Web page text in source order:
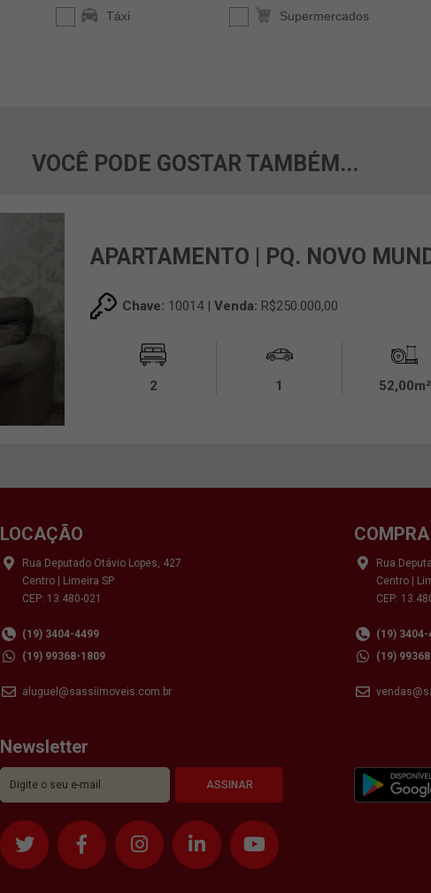
VOCÊ PODE GOSTAR TAMBÉM...
APARTAMENTO | PQ. NOVO
Chave: 10014 |Venda: R$250.000,00
2 1 52,00m²
LOCAÇÃO
Rua Deputado Otávio Lopes, 427
Centro | Limeira SP
CEP: 13.480-021
(19) 3404-4499
(19) 99368-1809
aluguel@sassiimoveis.com.br
Rua
Centro |
CEP:
(19) 3404-
(19)
Newsletter